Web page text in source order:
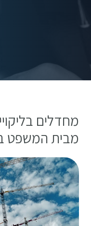
מחדלים
מבית המשפט